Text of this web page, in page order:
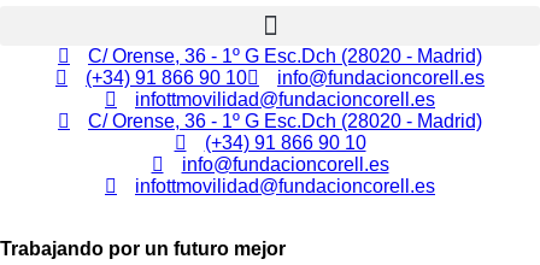
C/ Orense, 36 - 1º G Esc.Dch (28020 - Madrid)
(+34) 91 866 90 10
info@fundacioncorell.es
infottmovilidad@fundacioncorell.es
C/ Orense, 36 - 1º G Esc.Dch (28020 - Madrid)
(+34) 91 866 90 10
info@fundacioncorell.es
infottmovilidad@fundacioncorell.es
Trabajando por un futuro mejor